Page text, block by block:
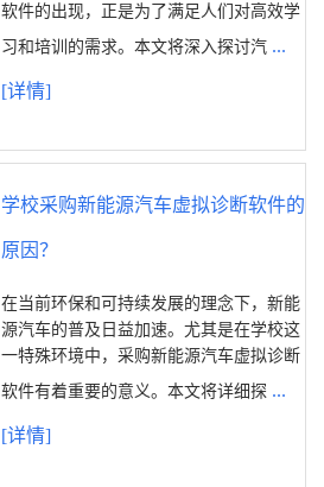
软件的出现，正是为了满足人们对高效学
习和培训的需求。本文将深入探讨汽 ...
[详情]
学校采购新能源汽车虚拟诊断软件的
原因？
在当前环保和可持续发展的理念下，新能
源汽车的普及日益加速。尤其是在学校这
一特殊环境中，采购新能源汽车虚拟诊断
软件有着重要的意义。本文将详细探 ...
[详情]